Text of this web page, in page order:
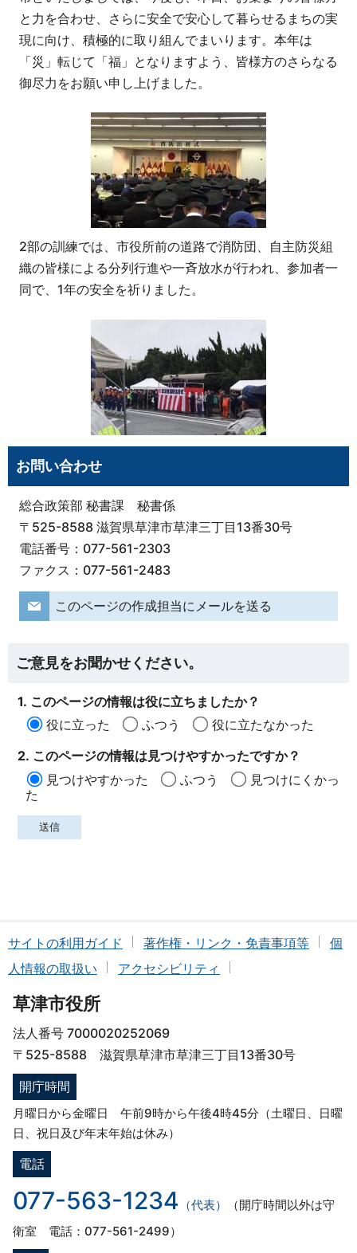
と力を合わせ、さらに安全で安心して暮らせるまちの実
現に向け、積極的に取り組んでまいります。本年は
「災」転じて「福」となりますよう、皆様方のさらなる
御尽力をお願い申し上げました。
2部の訓練では、市役所前の道路で消防団、自主防災組
織の皆様による分列行進や一斉放水が行われ、参加者一
同で、1年の安全を祈りました。
お問い合わせ
総合政策部 秘書課 秘書係
〒525-8588 滋賀県草津市草津三丁目13番30号
電話番号：077-561-2303
ファクス：077-561-2483
このページの作成担当にメールを送る
ご意見をお聞かせください。
1. このページの情報は役に立ちましたか？
役に立った
ふつう
役に立たなかった
2. このページの情報は見つけやすかったですか？
見つけやすかった
ふつう
見つけにくかっ
た
サイトの利用ガイド 著作権・リンク・免責事項等
個
人情報の取扱い
アクセシビリティ
草津市役所
法人番号 7000020252069
〒525-8588 滋賀県草津市草津三丁目13番30号
開庁時間
月曜日から金曜日 午前9時から午後4時45分（土曜日、日曜
日、祝日及び年末年始は休み）
電話
077-563-1234 （代表）
（開庁時間以外は守
衛室 電話：077-561-2499）